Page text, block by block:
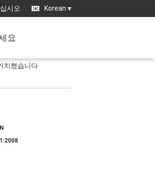
시오 Korean
요
치했습니다